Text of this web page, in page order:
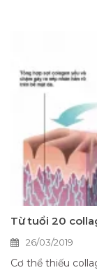
Từ tuổi 20
26/03/2019
Cơ thể thiếu